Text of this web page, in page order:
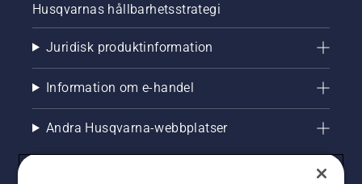
Husqvarnas hållbarhetsstrategi
Juridisk produktinformation
Information om e-handel
Andra Husqvarna-webbplatser